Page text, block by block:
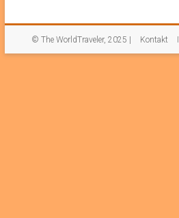
© The WorldTraveler, 2025 | Kontakt